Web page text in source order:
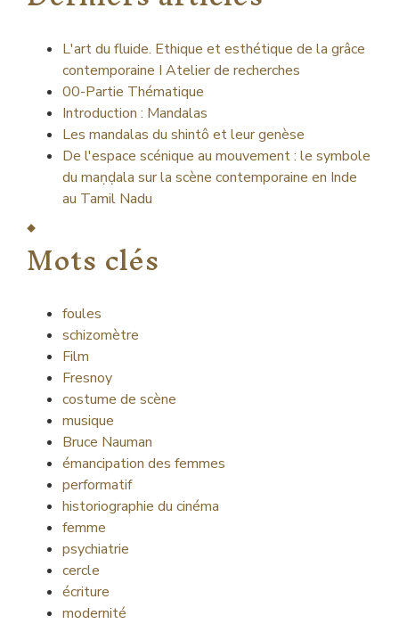
L'art du fluide. Ethique et esthétique de la grâce
contemporaine I Atelier de recherches
00-Partie Thématique
Introduction : Mandalas
Les mandalas du shintô et leur genèse
De l'espace scénique au mouvement : le symbole
du maṇḍala sur la scène contemporaine en Inde
au Tamil Nadu
Mots clés
foules
schizomètre
Film
Fresnoy
costume de scène
musique
Bruce Nauman
émancipation des femmes
performatif
historiographie du cinéma
femme
psychiatrie
cercle
écriture
modernité